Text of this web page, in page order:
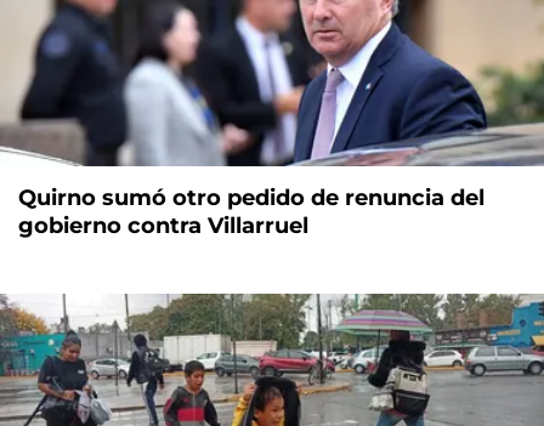
Quirno sumó otro pedido de renuncia del
gobierno contra Villarruel